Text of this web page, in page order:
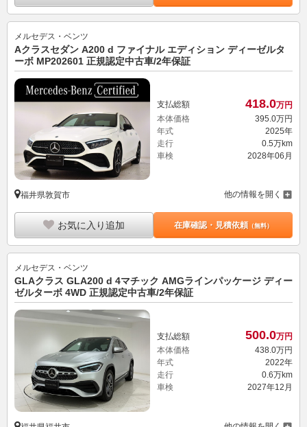
メルセデス・ベンツ
Aクラスセダン A200 d ファイナル エディション ディーゼルタ
ーボ MP202601 正規認定中古車/2年保証
支払総額 418.0万円
本体価格
395. 0万円
年式
2025年
走行
0.5万km
車検
2028年06月
福井県敦賀市 他の情報を開く
お気に入り追加 在庫確認・見積依頼（無料）
メルセデス・ベンツ
GLAクラス GLA200 d 4マチック AMGラインパッケージ ディー
ゼルターボ 4WD 正規認定中古車/2年保証
支払総額 500.0万円
本体価格
438.0万円
年式
2022年
走行
0.6万km
車検
2027年12月